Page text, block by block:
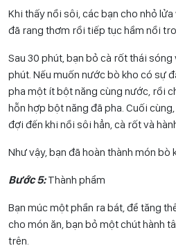
Khi thấy nồi sôi, các bạn cho nhỏ
đã rang thơm rồi tiếp tục hầm nồi
Sau 30 phút, bạn bỏ cà rốt thái
phút. Nếu muốn nước bò kho có sự
pha một ít bột năng cùng nước, rồi
hỗn hợp bột năng đã pha. Cuối
đợi đến khi nồi sôi hẳn, cà rốt và
Như vậy, bạn đã hoàn thành món bò
Bước 5: Thành phẩm
Bạn múc một phần ra bát, để tăng
cho món ăn, bạn bỏ một chút hành
trên.